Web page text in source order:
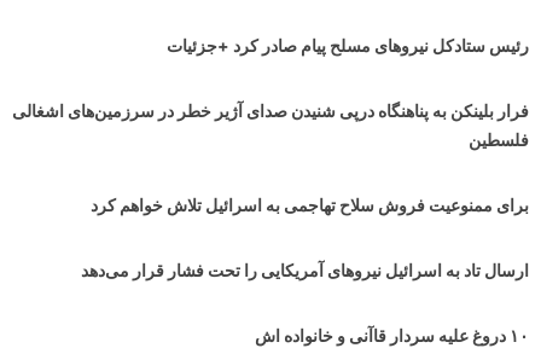
رئیس ستادکل نیروهای مسلح پیام صادر کرد +جزئیات
فرار بلینکن به پناهنگاه درپی شنیدن صدای آژیر خطر در سرزمین‌های اشغالی
فلسطین
برای ممنوعیت فروش سلاح تهاجمی به اسرائیل تلاش خواهم کرد
ارسال تاد به اسرائیل نیروهای آمریکایی را تحت فشار قرار می‌دهد
۱۰ دروغ علیه سردار قاآنی و خانواده اش